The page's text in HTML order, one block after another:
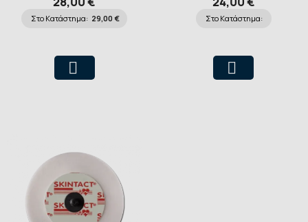
Στο Κατάστημα: 29,00 € Στο Κατάστημα: